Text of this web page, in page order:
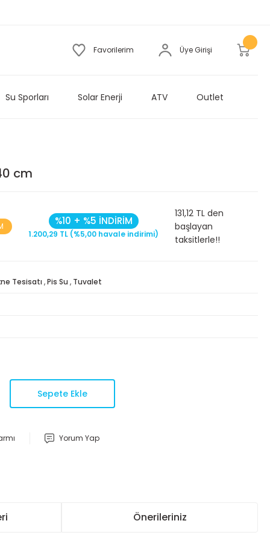
Favorilerim Üye Girişi
Su Sporları Solar Enerji ATV Outlet
cm
%10 + %5 İNDİRİM
1.200,29 TL (%5,00 havale indirimi)
131,12 TL den
başlayan
taksitlerle!!
Tesisatı ,Pis Su , Tuvalet
Sepete Ekle
Yorum Yap
Önerileriniz